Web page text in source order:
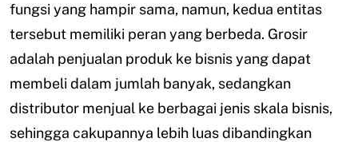
fungsi yang hampir sama, namun, kedua entitas
tersebut memiliki peran yang berbeda. Grosir
adalah penjualan produk ke bisnis yang dapat
membeli dalam jumlah banyak, sedangkan
distributor menjual ke berbagai jenis skala bisnis,
sehingga cakupannya lebih luas dibandingkan